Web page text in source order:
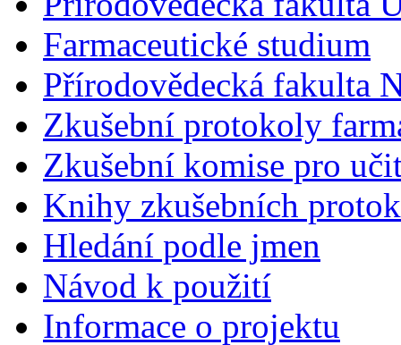
Farmaceutické studium
Přírodovědecká fakulta
Zkušební protokoly
Zkušební komise pro
Knihy zkušebních
Hledání podle jmen
Návod k použití
Informace o projektu